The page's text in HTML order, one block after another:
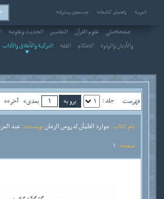
العربیة راهنمای کتابخانه جستجوی پیشرفته
صفحه‌اصلی علوم القرآن التفاسير الحديث وعلومه
والأديان والردود
الاحکام الفقه التزكية والأخلاق والآداب
فهرست جلد : بعدی» آخر»»
نام کتاب :موارد الظمآن لدروس الزماننویسنده : عبد
صفحه :